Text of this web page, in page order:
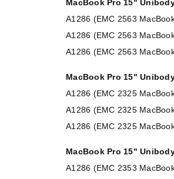
MacBook Pro 15"
A1286 (EMC 2563
A1286 (EMC 2563
A1286 (EMC 2563
MacBook Pro 15"
A1286 (EMC 2325
A1286 (EMC 2325
A1286 (EMC 2325
MacBook Pro 15"
A1286 (EMC 2353